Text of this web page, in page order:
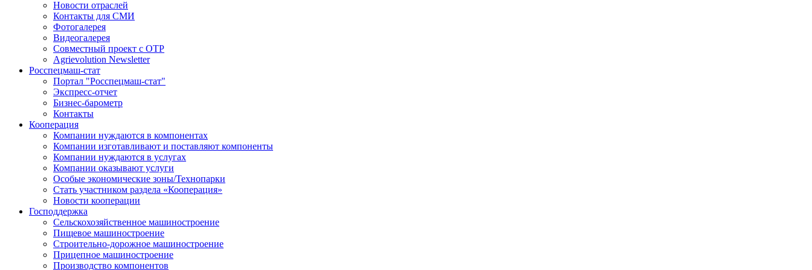
Новости отраслей
Контакты для СМИ
Фотогалерея
Видеогалерея
Совместный проект с ОТР
Agrievolution Newsletter
Росспецмаш-стат
Портал "Росспецмаш-стат"
Экспресс-отчет
Бизнес-барометр
Контакты
Кооперация
Компании нуждаются в компонентах
Компании изготавливают и поставляют компоненты
Компании нуждаются в услугах
Компании оказывают услуги
Особые экономические зоны/Технопарки
Стать участником раздела «Кооперация»
Новости кооперации
Господдержка
Сельскохозяйственное машиностроение
Пищевое машиностроение
Строительно-дорожное машиностроение
Прицепное машиностроение
Производство компонентов